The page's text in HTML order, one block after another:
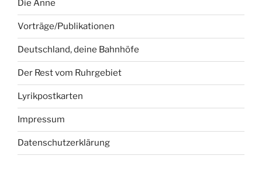
Die Anne
Vorträge/Publikationen
Deutschland, deine Bahnhöfe
Der Rest vom Ruhrgebiet
Lyrikpostkarten
Impressum
Datenschutzerklärung